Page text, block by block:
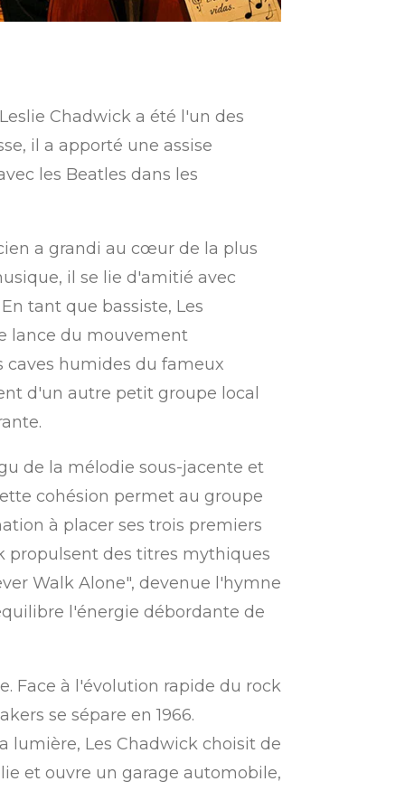
Chadwick a été l'un des
il a apporté une assise
les Beatles dans les
a grandi au cœur de la plus
il se lie d'amitié avec
tant que bassiste, Les
lance du mouvement
caves humides du fameux
d'un autre petit groupe local
de la mélodie sous-jacente et
cohésion permet au groupe
à placer ses trois premiers
propulsent des titres mythiques
Walk Alone", devenue l'hymne
l'énergie débordante de
Face à l'évolution rapide du rock
se sépare en 1966.
lumière, Les Chadwick choisit de
et ouvre un garage automobile,